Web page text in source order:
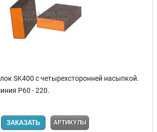
SK400 с четырехсторонней насыпкой.
Р60 - 220.
ЗАКАЗАТЬ АРТИКУЛЫ